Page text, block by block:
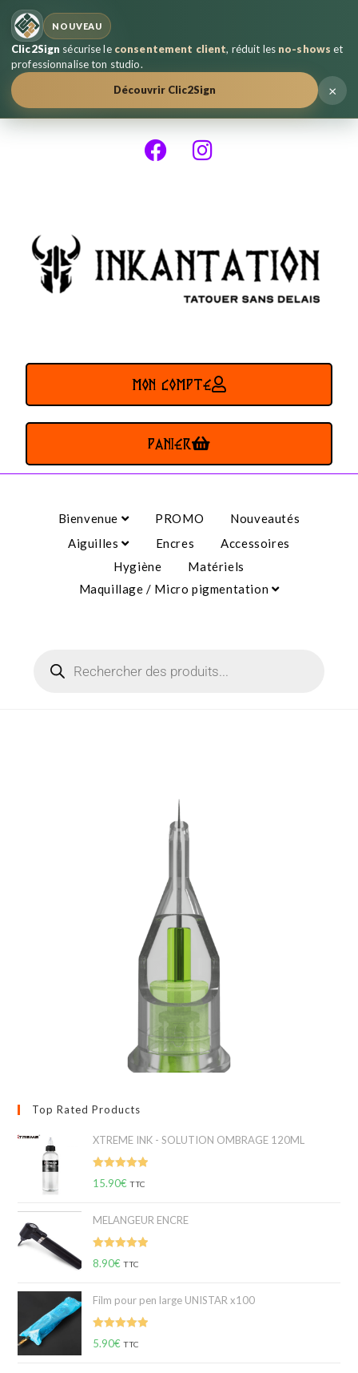
NOUVEAU
Clic2Sign sécurise le consentement client, réduit les no-shows et
professionnalise ton studio.
Découvrir Clic2Sign
×
MON COMPTE
PANIER
Bienvenue PROMO
Nouveautés
Aiguilles
Encres
Accessoires
Hygiène
Matériels
Maquillage / Micro pigmentation
Top Rated Products
XTREME INK - SOLUTION OMBRAGE 120ML
Note5.00
15.90€ TTC
MELANGEUR ENCRE
Note5.00
8.90€ TTC
Film pour pen large UNISTAR x100
Note5.00
5.90€ TTC